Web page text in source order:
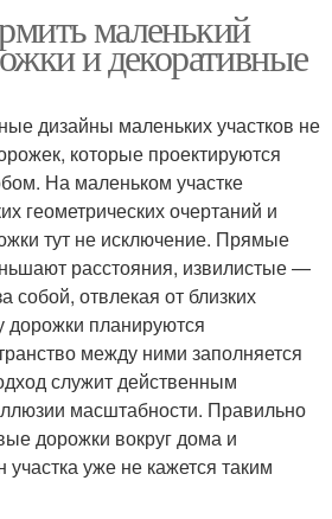
маленький
и декоративные
дизайны маленьких участков не
которые проектируются
На маленьком участке
геометрических очертаний и
тут не исключение. Прямые
расстояния, извилистые —
собой, отвлекая от близких
дорожки планируются
между ними заполняется
служит действенным
масштабности. Правильно
дорожки вокруг дома и
уже не кажется таким